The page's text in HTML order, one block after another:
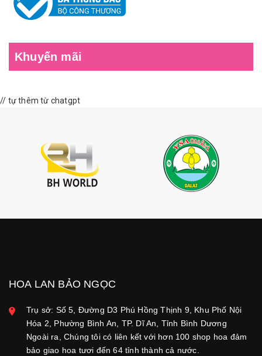
Khuyến mãi
// tự thêm từ chatgpt
HOA LAN BẢO NGỌC
Trụ sở: Số 5, Đường D3 Phú Hồng Thịnh 9, Khu Phố Nội
Hóa 2, Phường Bình An, TP. Dĩ An, Tỉnh Bình Dương
Ngoài ra, Chúng tôi có liên kết với hơn 100 shop hoa đảm
bảo giao hoa tươi đến 64 tỉnh thành cả nước.